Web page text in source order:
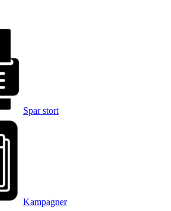
Spar stort
Kampagner